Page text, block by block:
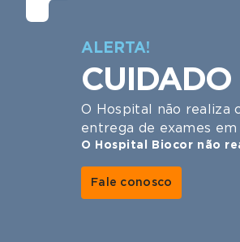
ALERTA!
CUIDADO
O Hospital não realiza
entrega de exames
O Hospital Biocor não
Fale conosco